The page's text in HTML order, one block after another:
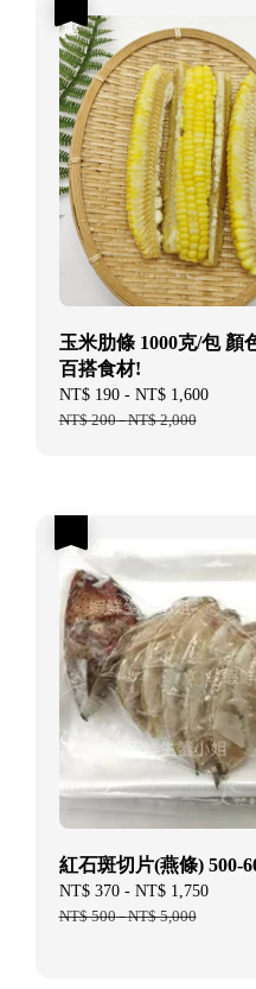
玉米肋條 1000克/包 顏
百搭食材!
Sale
price
NT$ 190- NT$ 1,600
NT$ 200-NT$ 2,000
紅石斑切片(燕條) 500-
Sale
price
NT$ 370- NT$ 1,750
NT$ 500-NT$ 5,000